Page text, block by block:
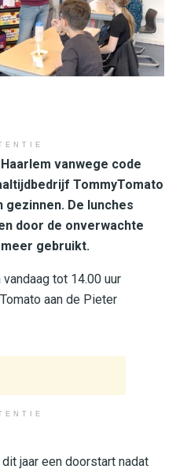
vanwege code
TommyTomato
De lunches
door de onverwachte
gebruikt.
tot 14.00 uur
aan de Pieter
jaar een doorstart nadat